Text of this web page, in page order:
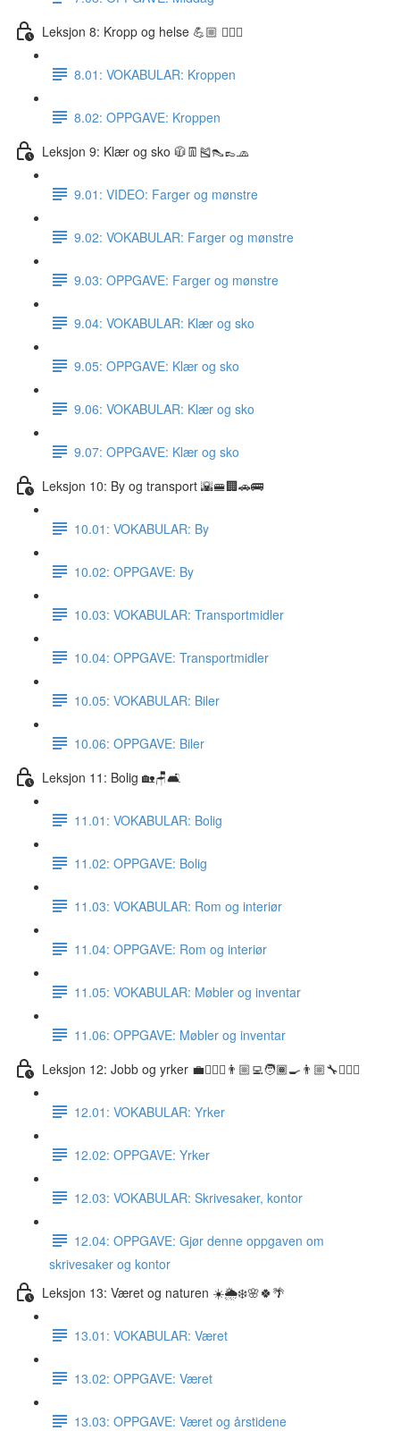
Leksjon 8: Kropp og helse 💪🏼 🏋🏽‍♀️
8.01: VOKABULAR: Kroppen
8.02: OPPGAVE: Kroppen
Leksjon 9: Klær og sko 🧥👖🎽👠👞🧢
9.01: VIDEO: Farger og mønstre
9.02: VOKABULAR: Farger og mønstre
9.03: OPPGAVE: Farger og mønstre
9.04: VOKABULAR: Klær og sko
9.05: OPPGAVE: Klær og sko
9.06: VOKABULAR: Klær og sko
9.07: OPPGAVE: Klær og sko
Leksjon 10: By og transport 🌇🚝🏢🚗🚌
10.01: VOKABULAR: By
10.02: OPPGAVE: By
10.03: VOKABULAR: Transportmidler
10.04: OPPGAVE: Transportmidler
10.05: VOKABULAR: Biler
10.06: OPPGAVE: Biler
Leksjon 11: Bolig 🏡🪑🛋
11.01: VOKABULAR: Bolig
11.02: OPPGAVE: Bolig
11.03: VOKABULAR: Rom og interiør
11.04: OPPGAVE: Rom og interiør
11.05: VOKABULAR: Møbler og inventar
11.06: OPPGAVE: Møbler og inventar
Leksjon 12: Jobb og yrker 💼👷🏼‍♀️👨🏼‍💻🧑🏾‍🍳👨🏼‍🔧👩🏽‍⚕️
12.01: VOKABULAR: Yrker
12.02: OPPGAVE: Yrker
12.03: VOKABULAR: Skrivesaker, kontor
12.04: OPPGAVE: Gjør denne oppgaven om
skrivesaker og kontor
Leksjon 13: Været og naturen ☀️🌦❄️🌸🍀🌴
13.01: VOKABULAR: Været
13.02: OPPGAVE: Været
13.03: OPPGAVE: Været og årstidene